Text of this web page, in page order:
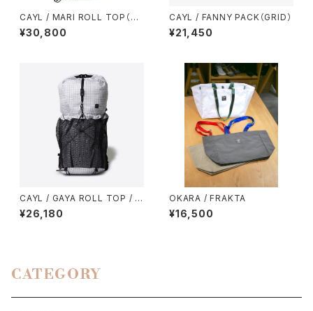
CAYL / MARI ROLL TOP（GR
ID）
¥30,800
CAYL / FANNY PACK（GRID）
¥21,450
CAYL / GAYA ROLL TOP / M
ESH（B-GRID）
¥26,180
OKARA / FRAKTA
¥16,500
CATEGORY